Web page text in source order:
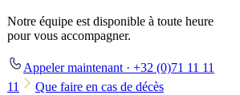
Notre équipe est disponible à toute heure
pour vous accompagner.
Appeler maintenant · +32 (0)71 11 11
11
Que faire en cas de décès